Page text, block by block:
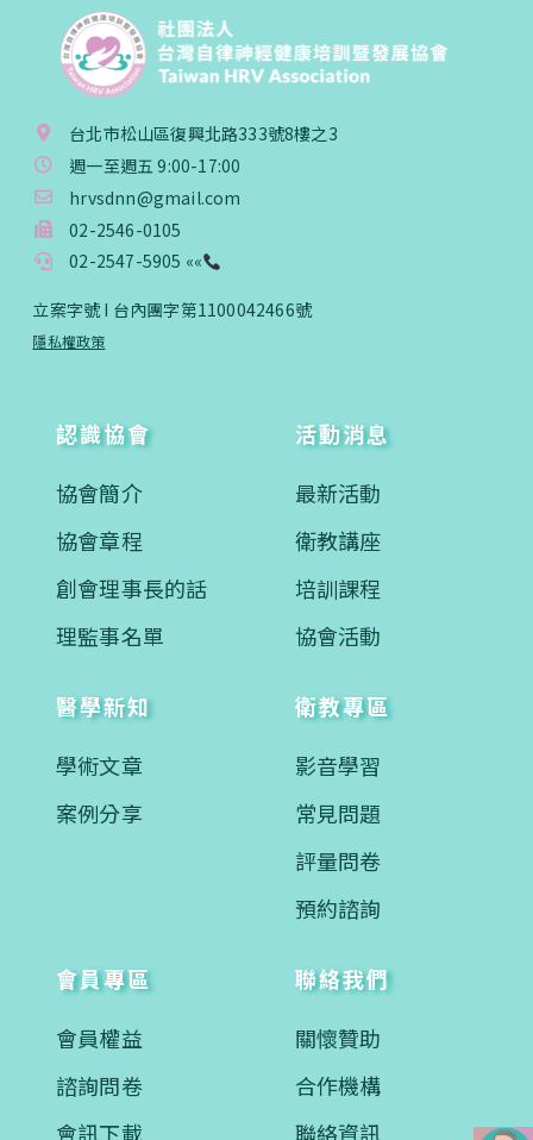
台北市松山區復興北路333號8樓之3
週一至週五 9:00-17:00
hrvsdnn@gmail.com
02-2546-0105
02-2547-5905 ««
立案字號 I 台內團字第1100042466號
隱私權政策
認識協會
協會簡介
協會章程
創會理事長的話
理監事名單
活動消息
最新活動
衛教講座
培訓課程
協會活動
醫學新知
學術文章
案例分享
衛教專區
影音學習
常見問題
評量問卷
預約諮詢
會員專區
會員權益
諮詢問卷
會訊下載
聯絡我們
關懷贊助
合作機構
聯絡資訊